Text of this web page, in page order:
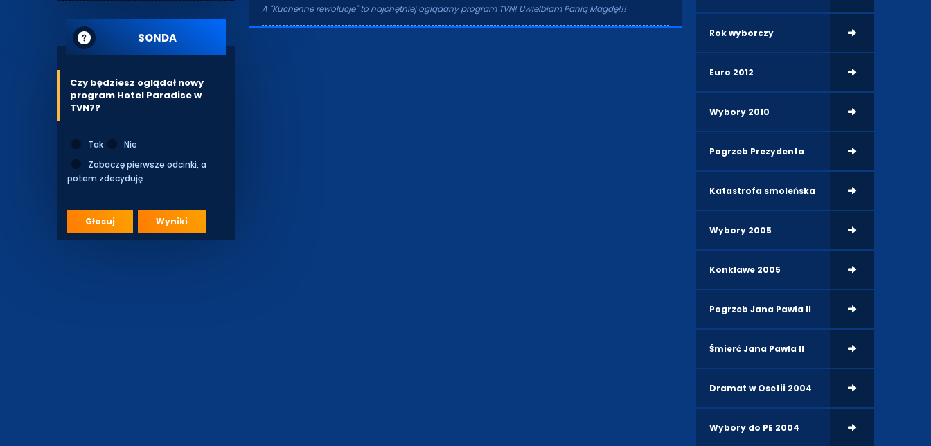
SONDA
Czy będziesz oglądał nowy
program Hotel Paradise w
TVN7?
Tak
Nie
Zobaczę pierwsze odcinki, a
potem zdecyduję
Głosuj Wyniki
A "Kuchenne rewolucje" to najchętniej oglądany program TVN! Uwielbiam Panią Magdę!!!
Rok wyborczy
Euro 2012
Wybory 2010
Pogrzeb Prezydenta
Katastrofa smoleńska
Wybory 2005
Konklawe 2005
Pogrzeb Jana Pawła II
Śmierć Jana Pawła II
Dramat w Osetii 2004
Wybory do PE 2004